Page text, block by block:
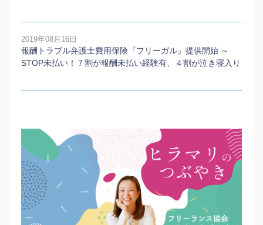
2019年08月16日
報酬トラブル弁護士費用保険『フリーガル』提供開始 ～
STOP未払い！７割が報酬未払い経験有、４割が泣き寝入り